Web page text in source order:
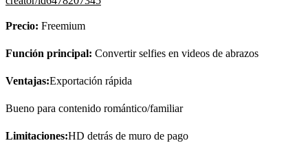
Precio: Freemium
Función principal: Convertir selfies en videos de abrazos
Ventajas:Exportación rápida
Bueno para contenido romántico/familiar
Limitaciones:HD detrás de muro de pago